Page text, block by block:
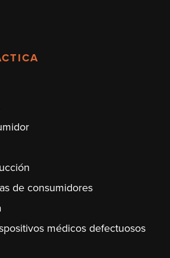
de consumidores
médicos defectuosos